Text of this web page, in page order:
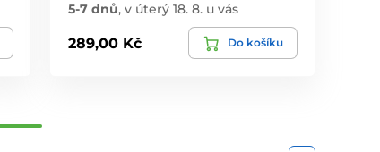
5-7 dnů,v úterý 18. 8. u vás
289,00 Kč Do košíku